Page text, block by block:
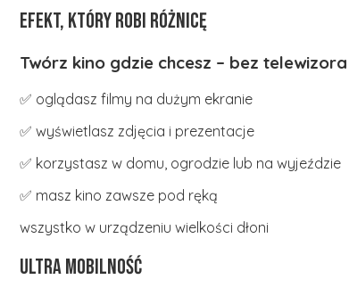
Efekt, który robi różnicę
Twórz kino gdzie chcesz – bez telewizora
✅ oglądasz filmy na dużym ekranie
✅ wyświetlasz zdjęcia i prezentacje
✅ korzystasz w domu, ogrodzie lub na wyjeździe
✅ masz kino zawsze pod ręką
wszystko w urządzeniu wielkości dłoni
Ultra mobilność